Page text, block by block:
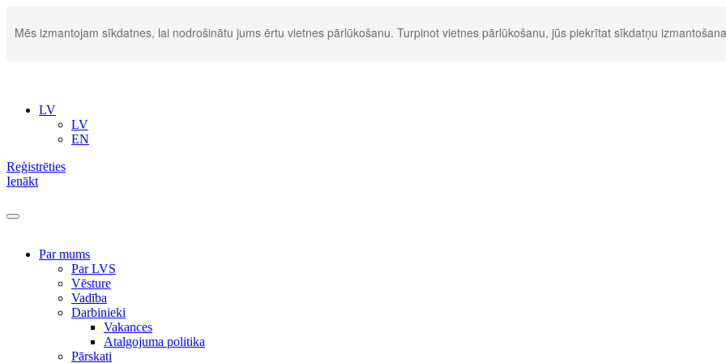
Mēs izmantojam sīkdatnes, lai nodrošinātu jums ērtu vietnes pārlūkošanu. Turpinot vietnes pārlūkošanu, jūs piekrītat sīkdatņu
LV
LV
EN
Reģistrēties
Ienākt
Par mums
Par LVS
Vēsture
Vadība
Darbinieki
Vakances
Atalgojuma politika
Pārskati